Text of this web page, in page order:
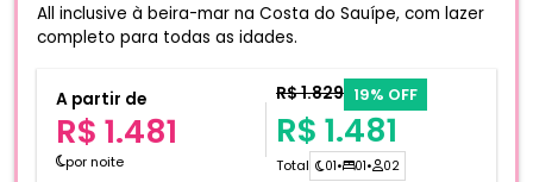
All inclusive à beira-mar na Costa do Sauípe, com lazer
completo para todas as idades.
A partir de
R$ 1.481
por noite
R$ 1.829 19% OFF
R$ 1.481
Total 01• 01• 02